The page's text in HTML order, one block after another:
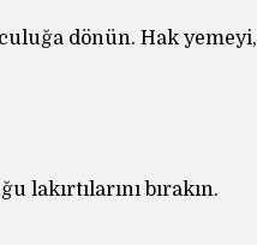
dönün. Hak yemeyi,
lakırtılarını bırakın.